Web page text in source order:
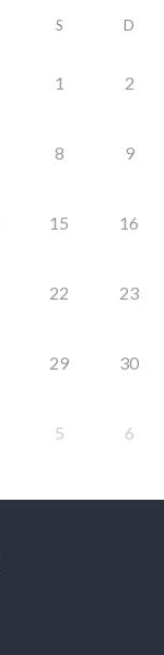
S D
1 2
8 9
15 16
22 23
29 30
5 6